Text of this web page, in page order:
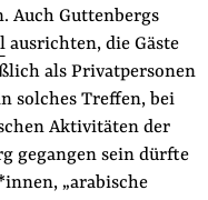
Auch Guttenbergs
ausrichten, die Gäste
als Privatpersonen
solches Treffen, bei
Aktivitäten der
gegangen sein dürfte
„arabische